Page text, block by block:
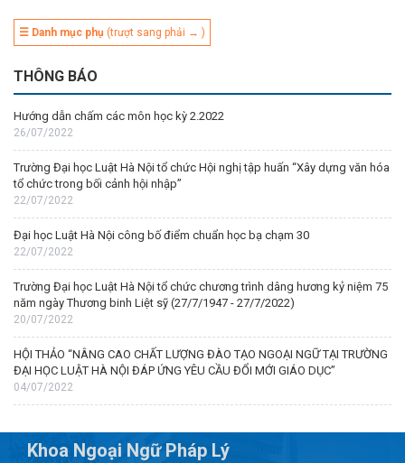
☰ Danh mục phụ (trượt sang phải → )
THÔNG BÁO
Hướng dẫn chấm các môn học kỳ 2.2022
26/07/2022
Trường Đại học Luật Hà Nội tổ chức Hội nghị tập huấn “Xây dựng văn hóa
tổ chức trong bối cảnh hội nhập”
22/07/2022
Đại học Luật Hà Nội công bố điểm chuẩn học bạ chạm 30
22/07/2022
Trường Đại học Luật Hà Nội tổ chức chương trình dâng hương kỷ niệm 75
năm ngày Thương binh Liệt sỹ (27/7/1947 - 27/7/2022)
20/07/2022
HỘI THẢO “NÂNG CAO CHẤT LƯỢNG ĐÀO TẠO NGOẠI NGỮ TẠI TRƯỜNG
ĐẠI HỌC LUẬT HÀ NỘI ĐÁP ỨNG YÊU CẦU ĐỔI MỚI GIÁO DỤC”
04/07/2022
Khoa Ngoại Ngữ Pháp Lý